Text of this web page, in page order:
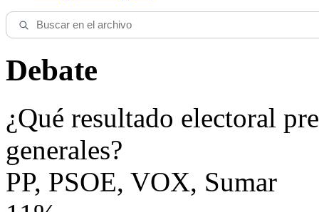
Debate
¿Qué resultado electoral
generales?
PP, PSOE, VOX, Sumar